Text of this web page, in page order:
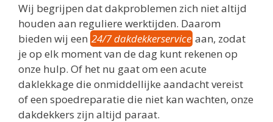
Wij begrijpen dat dakproblemen zich niet altijd
houden aan reguliere werktijden. Daarom
bieden wij een 24/7 dakdekkerservice aan, zodat
je op elk moment van de dag kunt rekenen op
onze hulp. Of het nu gaat om een acute
daklekkage die onmiddellijke aandacht vereist
of een spoedreparatie die niet kan wachten, onze
dakdekkers zijn altijd paraat.